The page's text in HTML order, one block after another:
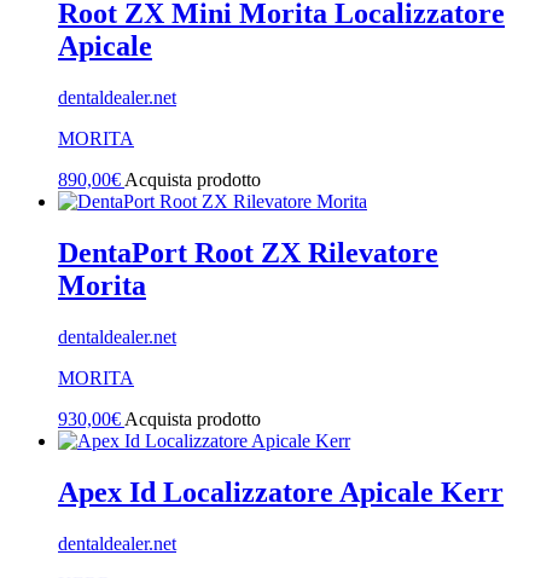
Root ZX Mini Morita Localizzatore
Apicale
dentaldealer.net
MORITA
890,00€ Acquista prodotto
DentaPort Root ZX Rilevatore
Morita
dentaldealer.net
MORITA
930,00€ Acquista prodotto
Apex Id Localizzatore Apicale Kerr
dentaldealer.net